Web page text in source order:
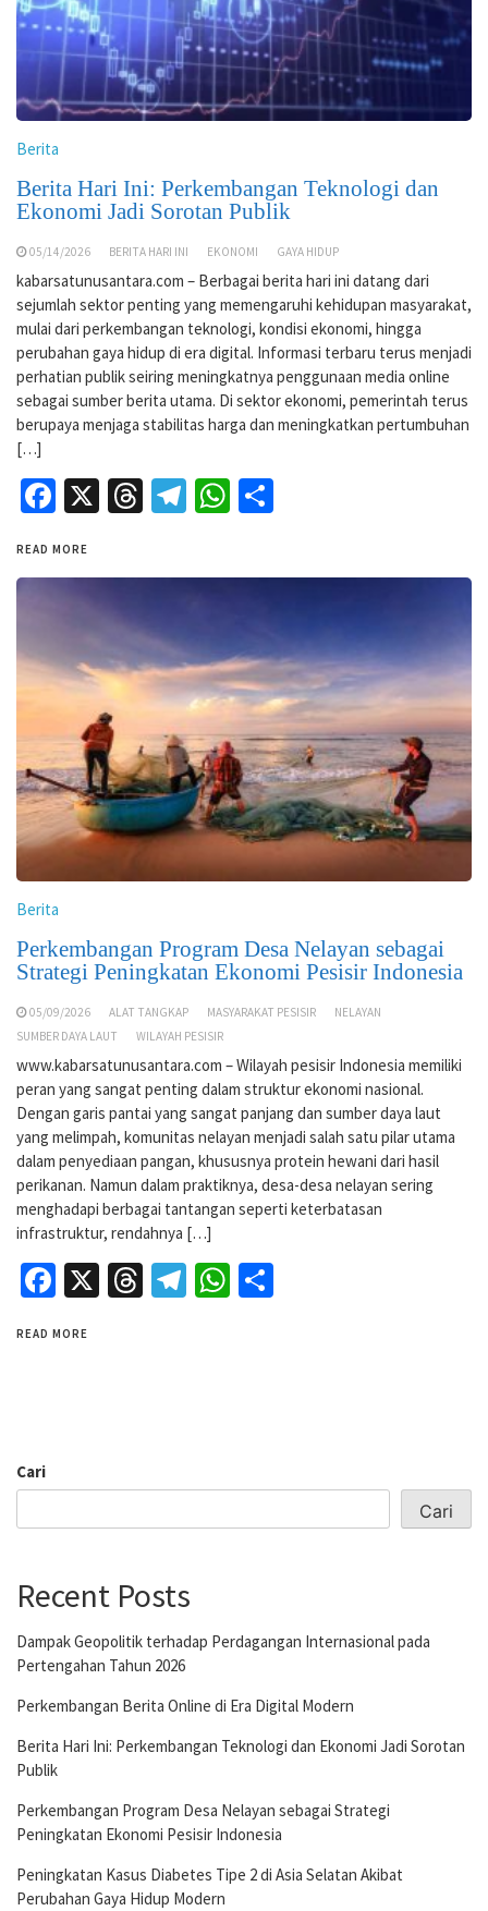
Berita
Berita Hari Ini: Perkembangan Teknologi dan
Ekonomi Jadi Sorotan Publik
05/14/2026 BERITA HARI INI EKONOMI GAYA HIDUP
kabarsatunusantara.com – Berbagai berita hari ini datang dari
sejumlah sektor penting yang memengaruhi kehidupan masyarakat,
mulai dari perkembangan teknologi, kondisi ekonomi, hingga
perubahan gaya hidup di era digital. Informasi terbaru terus menjadi
perhatian publik seiring meningkatnya penggunaan media online
sebagai sumber berita utama. Di sektor ekonomi, pemerintah terus
berupaya menjaga stabilitas harga dan meningkatkan pertumbuhan
[…]
Facebook
X Threads
Telegram
WhatsApp
READ MORE
Berita
Perkembangan Program Desa Nelayan sebagai
Strategi Peningkatan Ekonomi Pesisir Indonesia
05/09/2026 ALAT TANGKAP MASYARAKAT PESISIR
NELAYAN
SUMBER DAYA LAUT
WILAYAH PESISIR
www.kabarsatunusantara.com – Wilayah pesisir Indonesia memiliki
peran yang sangat penting dalam struktur ekonomi nasional.
Dengan garis pantai yang sangat panjang dan sumber daya laut
yang melimpah, komunitas nelayan menjadi salah satu pilar utama
dalam penyediaan pangan, khususnya protein hewani dari hasil
perikanan. Namun dalam praktiknya, desa-desa nelayan sering
menghadapi berbagai tantangan seperti keterbatasan
infrastruktur, rendahnya […]
Facebook
X Threads
Telegram
WhatsApp
READ MORE
Cari
Cari
Recent Posts
Dampak Geopolitik terhadap Perdagangan Internasional pada
Pertengahan Tahun 2026
Perkembangan Berita Online di Era Digital Modern
Berita Hari Ini: Perkembangan Teknologi dan Ekonomi Jadi Sorotan
Publik
Perkembangan Program Desa Nelayan sebagai Strategi
Peningkatan Ekonomi Pesisir Indonesia
Peningkatan Kasus Diabetes Tipe 2 di Asia Selatan Akibat
Perubahan Gaya Hidup Modern